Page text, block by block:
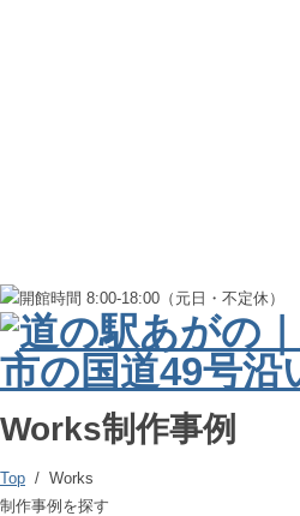
Works制作事例
Top / Works
制作事例を探す